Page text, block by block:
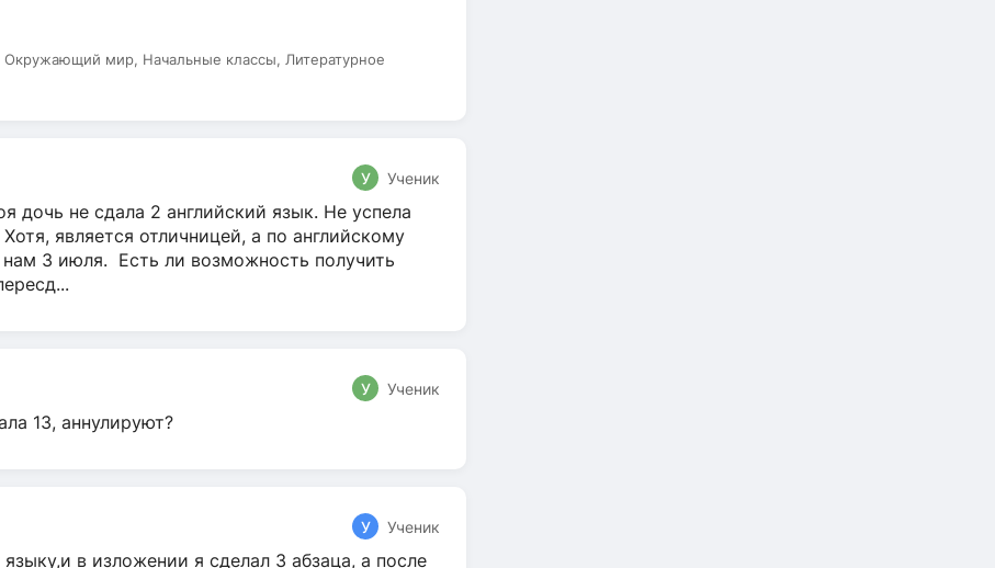
Окружающий мир, Начальные классы, Литературное
У Ученик
дочь не сдала 2 английский язык. Не успела
является отличницей, а по английскому
3 июля. Есть ли возможность получить
У Ученик
13, аннулируют?
У Ученик
в изложении я сделал 3 абзаца, а после